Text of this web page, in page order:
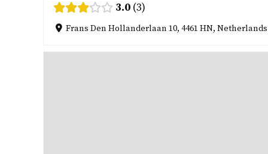
3.0 3
Frans Den Hollanderlaan 10, 4461 HN, Netherlands